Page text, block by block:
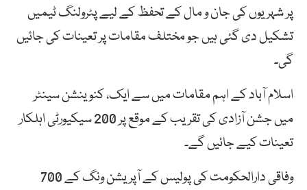
پر شہریوں کی جان و مال کے تحفظ کے لیے پٹرولنگ ٹیمیں
تشکیل دی گئی ہیں جو مختلف مقامات پر تعینات کی جائیں
گی۔
اسلام آباد کے اہم مقامات میں سے ایک، کنوینشن سینٹر
میں جشن آزادی کی تقریب کے موقع پر 200 سیکیورٹی اہلکار
تعینات کیے جائیں گے۔
وفاقی دارالحکومت کی پولیس کے آپریشن ونگ کے 700